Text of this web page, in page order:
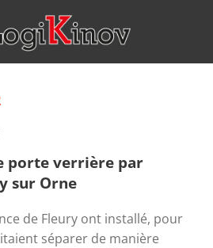
porte verrière par
sur Orne
de Fleury ont installé, pour
séparer de manière